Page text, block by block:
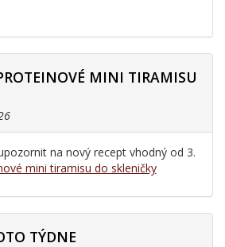
MINI TIRAMISU
na nový recept vhodný od 3.
mini tiramisu do skleničky
TÝDNE